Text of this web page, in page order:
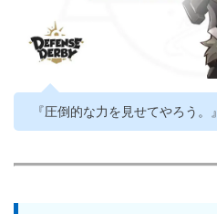
『圧倒的な力を見せてやろう。』